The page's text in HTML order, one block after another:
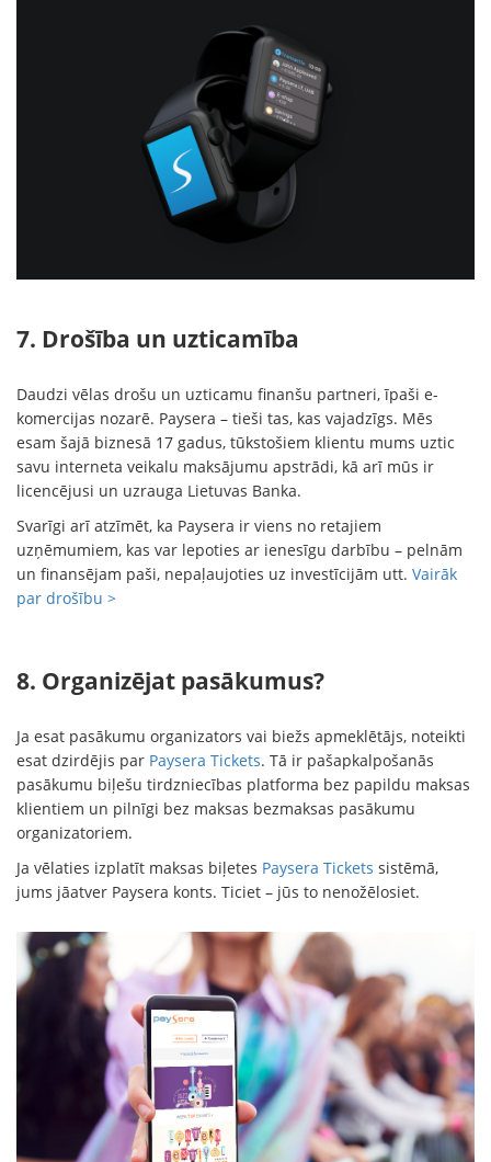
7. Drošība un uzticamība
Daudzi vēlas drošu un uzticamu finanšu partneri, īpaši e-
komercijas nozarē. Paysera – tieši tas, kas vajadzīgs. Mēs
esam šajā biznesā 17 gadus, tūkstošiem klientu mums uztic
savu interneta veikalu maksājumu apstrādi, kā arī mūs ir
licencējusi un uzrauga Lietuvas Banka.
Svarīgi arī atzīmēt, ka Paysera ir viens no retajiem
uzņēmumiem, kas var lepoties ar ienesīgu darbību – pelnām
un finansējam paši, nepaļaujoties uz investīcijām utt. Vairāk
par drošību >
8. Organizējat pasākumus?
Ja esat pasākumu organizators vai biežs apmeklētājs, noteikti
esat dzirdējis par Paysera Tickets. Tā ir pašapkalpošanās
pasākumu biļešu tirdzniecības platforma bez papildu maksas
klientiem un pilnīgi bez maksas bezmaksas pasākumu
organizatoriem.
Ja vēlaties izplatīt maksas biļetes Paysera Tickets sistēmā,
jums jāatver Paysera konts. Ticiet – jūs to nenožēlosiet.